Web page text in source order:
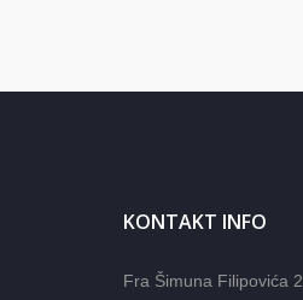
KONTAKT INFO
Fra Šimuna Filipovića 2